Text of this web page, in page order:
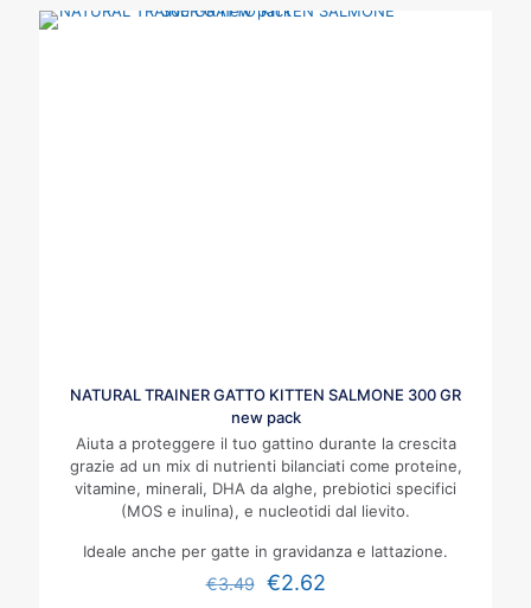
NATURAL TRAINER GATTO KITTEN SALMONE 300 GR
new pack
Aiuta a proteggere il tuo gattino durante la crescita
grazie ad un mix di nutrienti bilanciati come proteine,
vitamine, minerali, DHA da alghe, prebiotici specifici
(MOS e inulina), e nucleotidi dal lievito.
Ideale anche per gatte in gravidanza e lattazione.
€3.49 €2.62